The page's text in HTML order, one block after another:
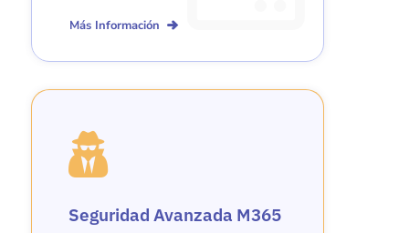
Más Información
Seguridad Avanzada M365